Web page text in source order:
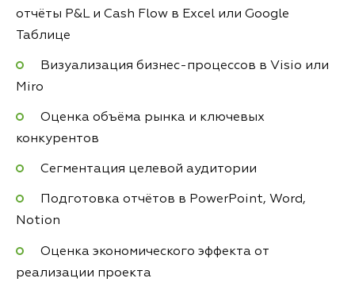
отчёты P&L и Cash Flow в Excel или Google
Таблице
Визуализация бизнес-процессов в Visio или
Miro
Оценка объёма рынка и ключевых
конкурентов
Сегментация целевой аудитории
Подготовка отчётов в PowerPoint, Word,
Notion
Оценка экономического эффекта от
реализации проекта